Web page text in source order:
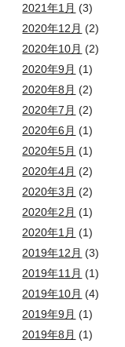
2021年1月 (3)
2020年12月 (2)
2020年10月 (2)
2020年9月 (1)
2020年8月 (2)
2020年7月 (2)
2020年6月 (1)
2020年5月 (1)
2020年4月 (2)
2020年3月 (2)
2020年2月 (1)
2020年1月 (1)
2019年12月 (3)
2019年11月 (1)
2019年10月 (4)
2019年9月 (1)
2019年8月 (1)